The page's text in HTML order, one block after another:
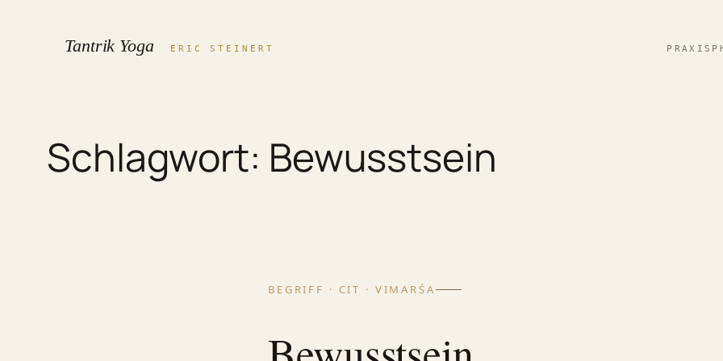
Tantrik Yoga ERIC STEINERT PRAXIS
Schlagwort: Bewusstsein
BEGRIFF · CIT · VIMARŚA